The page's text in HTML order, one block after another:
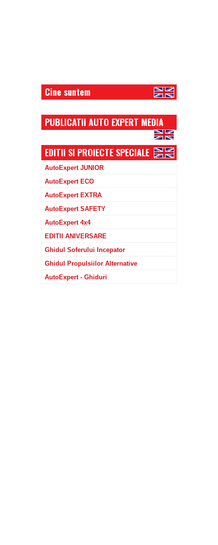
Cine suntem
PUBLICATII AUTO EXPERT MEDIA
EDITII SI PROIECTE SPECIALE
AutoExpert JUNIOR
AutoExpert ECO
AutoExpert EXTRA
AutoExpert SAFETY
AutoExpert 4x4
EDITII ANIVERSARE
Ghidul Soferului Incepator
Ghidul Propulsiilor Alternative
AutoExpert - Ghiduri